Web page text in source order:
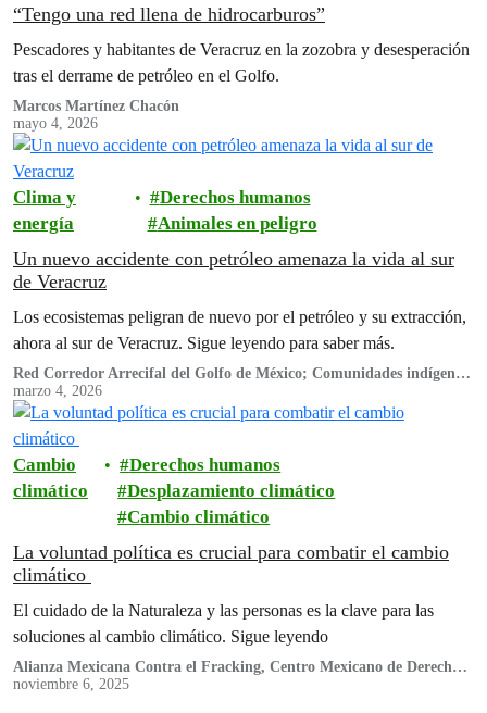
“Tengo una red llena de hidrocarburos”
Pescadores y habitantes de Veracruz en la zozobra y desesperación
tras el derrame de petróleo en el Golfo.
Marcos Martínez Chacón
mayo 4, 2026
Clima y
energía
Derechos humanos
Animales en peligro
Un nuevo accidente con petróleo amenaza la vida al sur
de Veracruz
Los ecosistemas peligran de nuevo por el petróleo y su extracción,
ahora al sur de Veracruz. Sigue leyendo para saber más.
Red Corredor Arrecifal del Golfo de México; Comunidades indígenas
de Pajapan: Comunidad El Pescador (Pajapan), Comunidad El
Mangal (Pajapan), Comunidad Benito Juárez (Paja pan);
Sembrando semilla Sagrada AC.; Centro de Derechos Humanos de los
pueblos del Sur de Veracruz Bety Cariño; Proceso de Articulación de
la Sierra de Santa Marta; RG - Asesoría Legal; Federación de
Sociedades Cooperativas Pesqueras y Acuícolas El Faro FC de RL;
Colectivo Altepee; Movimiento Regional Indígena en Defensa y
Respeto por la Vida; Gente Sustentable AC; MARETUX; Conexiones
Climáticas; Sendas AC; INANA AC; El Colegio de Biólogos
Profesionales de Veracruz; Monitores Mandinga; Red Global de
Jóvenes por la Biodiversidad (GYBN México); Cooperativa "Las
Bonitas" -NecMar-; Cooperativa de Producción Pesquera
A.C.; Colectivo Manatí Eco-Ambiente; Pueblos Unidos de la Cuenca
La Antigua por Río Libres (PUCARL); Greenpeace México A.C..
Comunidades Indígenas de la Zona Norte del Istmo (UCIZONI);
Servicios para una Educación Alternativa AC (EDUCA); Centro de
marzo 4, 2026
Cambio
climático
Derechos humanos
Desplazamiento climático
Cambio climático
La voluntad política es crucial para combatir el cambio
climático
El cuidado de la Naturaleza y las personas es la clave para las
soluciones al cambio climático. Sigue leyendo
Alianza Mexicana Contra el Fracking, Centro Mexicano de Derecho
Ambiental (CEMDA), Conexiones Climáticas, Engenera A.C,
noviembre 6, 2025